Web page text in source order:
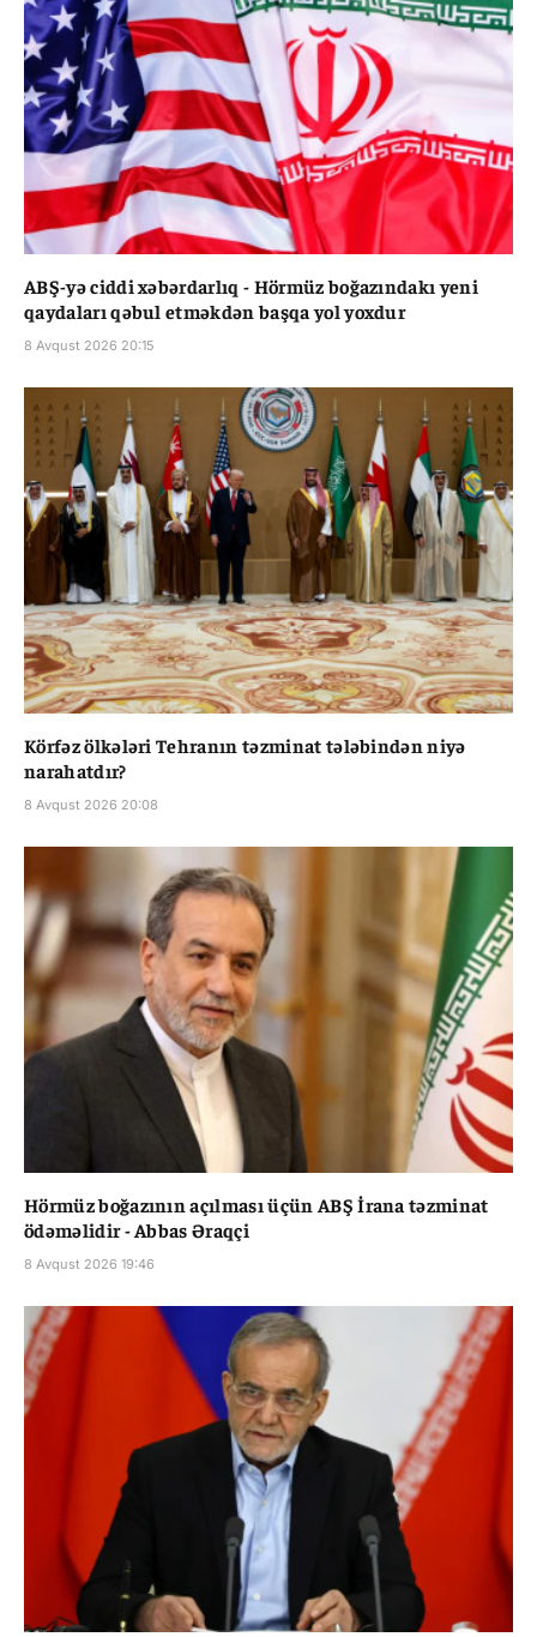
ABŞ-yə ciddi xəbərdarlıq - Hörmüz boğazındakı yeni
qaydaları qəbul etməkdən başqa yol yoxdur
8 Avqust 2026 20:15
Körfəz ölkələri Tehranın təzminat tələbindən niyə
narahatdır?
8 Avqust 2026 20:08
Hörmüz boğazının açılması üçün ABŞ İrana təzminat
ödəməlidir - Abbas Əraqçi
8 Avqust 2026 19:46